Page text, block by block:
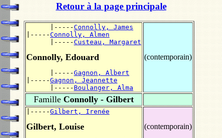
Retour à la page principale
      |-----
Connolly, James
|-----Connolly, Almen
      |-----
Custeau, Margaret
Connolly, Edouard
      |-----
Gagnon, Albert
|-----Gagnon, Jeannette
      |-----
Boulanger, Alma
(contemporain)
Famille Connolly - Gilbert
|-----Gilbert, Irenée
Gilbert, Louise (contemporain)